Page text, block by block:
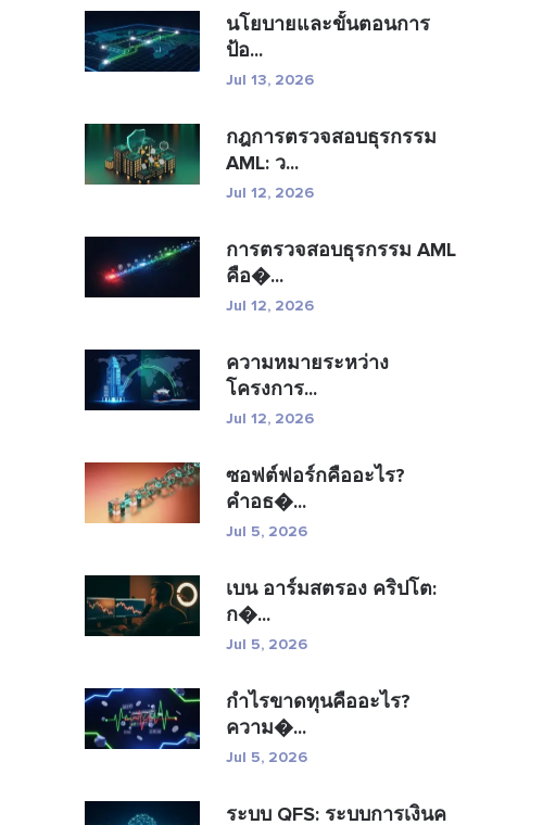
นโยบายและขั้นตอนการ
ป้อ...
Jul 13, 2026
กฎการตรวจสอบธุรกรรม
AML: ว...
Jul 12, 2026
การตรวจสอบธุรกรรม AML
คือ�...
Jul 12, 2026
ความหมายระหว่าง
โครงการ...
Jul 12, 2026
ซอฟต์ฟอร์กคืออะไร?
คำอธ�...
Jul 5, 2026
เบน อาร์มสตรอง คริปโต:
ก�...
Jul 5, 2026
กำไรขาดทุนคืออะไร?
ความ�...
Jul 5, 2026
ระบบ QFS: ระบบการเงินค